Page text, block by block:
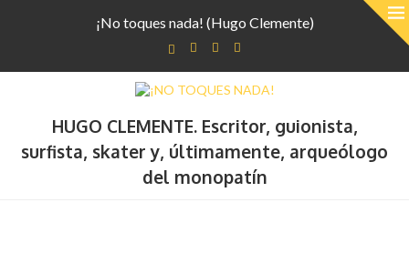
¡No toques nada! (Hugo Clemente)
HUGO CLEMENTE. Escritor, guionista,
surfista, skater y, últimamente, arqueólogo
del monopatín